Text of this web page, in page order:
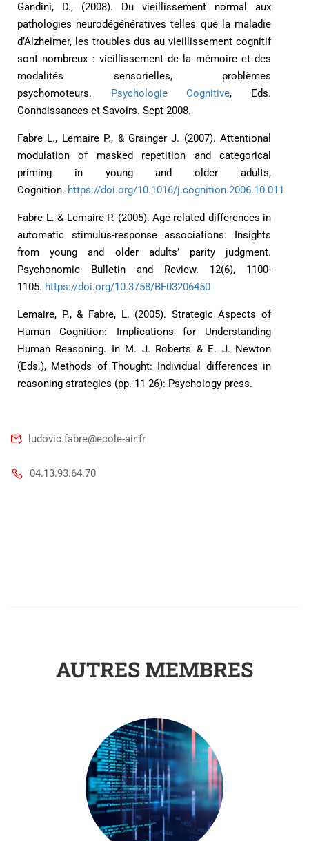
Gandini, D., (2008). Du vieillissement normal aux
pathologies neurodégénératives telles que la maladie
d’Alzheimer, les troubles dus au vieillissement cognitif
sont nombreux : vieillissement de la mémoire et des
modalités sensorielles, problèmes
psychomoteurs. Psychologie Cognitive, Eds.
Connaissances et Savoirs. Sept 2008.
Fabre L., Lemaire P., & Grainger J. (2007). Attentional
modulation of masked repetition and categorical
priming in young and older adults,
Cognition. https://doi.org/10.1016/j.cognition.2006.10.011
Fabre L. & Lemaire P. (2005). Age-related differences in
automatic stimulus-response associations: Insights
from young and older adults’ parity judgment.
Psychonomic Bulletin and Review. 12(6), 1100-
1105. https://doi.org/10.3758/BF03206450
Lemaire, P., & Fabre, L. (2005). Strategic Aspects of
Human Cognition: Implications for Understanding
Human Reasoning. In M. J. Roberts & E. J. Newton
(Eds.), Methods of Thought: Individual differences in
reasoning strategies (pp. 11-26): Psychology press.
ludovic.fabre@ecole-air.fr
04.13.93.64.70
AUTRES MEMBRES